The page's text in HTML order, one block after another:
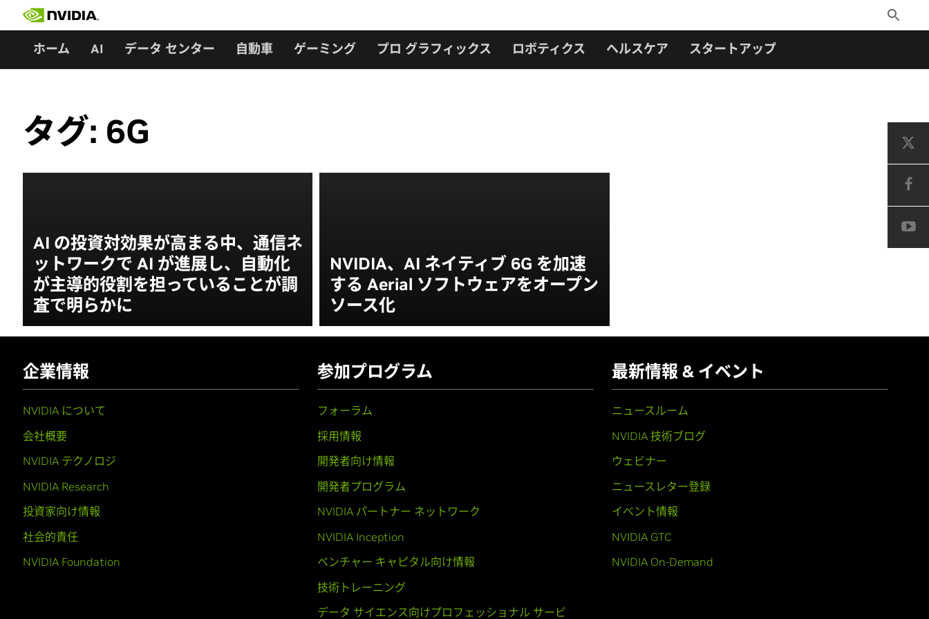
Toggle
Search
ホーム AI データ センター 自動車 ゲーミング プロ グラフィックス ロボティクス ヘルスケア スタートアップ
タグ: 6G
AI の投資対効果が高まる中、通信ネ
ットワークで AI が進展し、自動化
が主導的役割を担っていることが調
査で明らかに
NVIDIA、AI ネイティブ 6G を加速
する Aerial ソフトウェアをオープン
ソース化
企業情報
NVIDIA について
会社概要
NVIDIA テクノロジ
NVIDIA Research
投資家向け情報
社会的責任
NVIDIA Foundation
参加プログラム
フォーラム
採用情報
開発者向け情報
開発者プログラム
NVIDIA パートナー ネットワーク
NVIDIA Inception
ベンチャー キャピタル向け情報
技術トレーニング
データ サイエンス向けプロフェッショナル サービ
最新情報 & イベント
ニュースルーム
NVIDIA 技術ブログ
ウェビナー
ニュースレター登録
イベント情報
NVIDIA GTC
NVIDIA On-Demand